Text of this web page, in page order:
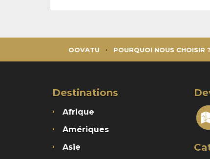
OOVATU POURQUOI NOUS CHOISIR ?
Destinations
Afrique
Amériques
Asie